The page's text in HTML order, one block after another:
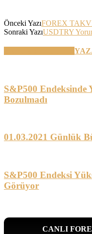
Önceki YazıFOREX
Sonraki YazıUSDTRY
S&P500 Endeksinde
Bozulmadı
01.03.2021 Günlük
S&P500 Endeksi
Görüyor
CANLI